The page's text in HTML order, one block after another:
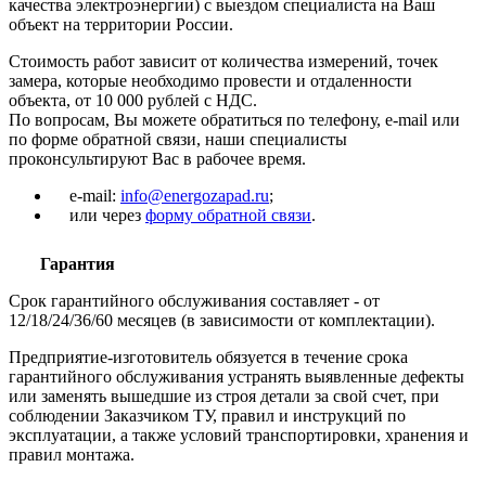
качества электроэнергии) с выездом специалиста на Ваш
объект на территории России.
Стоимость работ зависит от количества измерений, точек
замера, которые необходимо провести и отдаленности
объекта, от 10 000 рублей с НДС.
По вопросам, Вы можете обратиться по телефону, e-mail или
по форме обратной связи, наши специалисты
проконсультируют Вас в рабочее время.
e-mail: info@energozapad.ru;
или через форму обратной связи.
Гарантия
Срок гарантийного обслуживания составляет - от
12/18/24/36/60 месяцев (в зависимости от комплектации).
Предприятие-изготовитель обязуется в течение срока
гарантийного обслуживания устранять выявленные дефекты
или заменять вышедшие из строя детали за свой счет, при
соблюдении Заказчиком ТУ, правил и инструкций по
эксплуатации, а также условий транспортировки, хранения и
правил монтажа.